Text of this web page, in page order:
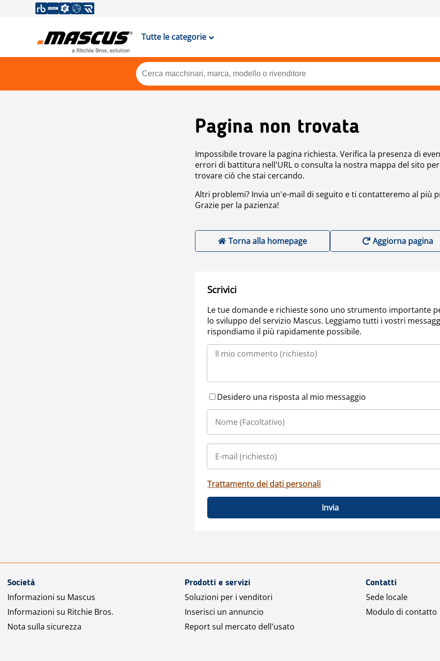
Tutte le categorie
Pagina non trovata
Impossibile trovare la pagina richiesta. Verifica la presenza di
errori di battitura nell'URL o consulta la nostra mappa del sito per
trovare ciò che stai cercando.
Altri problemi? Invia un'e-mail di seguito e ti contatteremo al più
Grazie per la pazienza!
Torna alla homepage Aggiorna pagina
Scrivici
Le tue domande e richieste sono uno strumento importante
lo sviluppo del servizio Mascus. Leggiamo tutti i vostri
rispondiamo il più rapidamente possibile.
Desidero una risposta al mio messaggio
Trattamento dei dati personali
Invia
Società
Informazioni su Mascus
Informazioni su Ritchie Bros.
Nota sulla sicurezza
Prodotti e servizi
Soluzioni per i venditori
Inserisci un annuncio
Report sul mercato dell'usato
Contatti
Sede locale
Modulo di contatto